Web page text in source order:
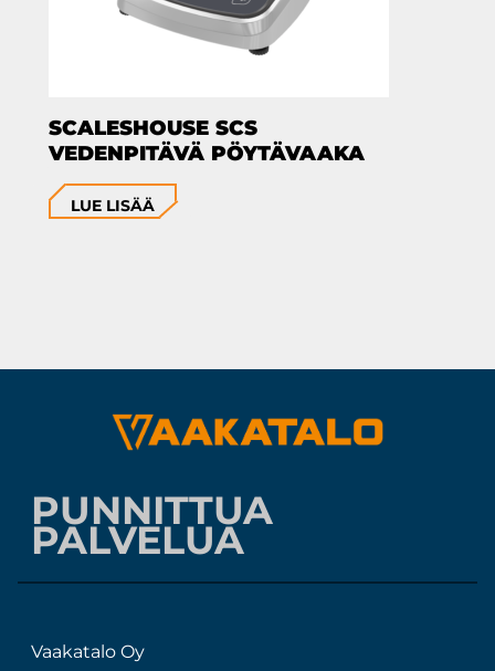
SCALESHOUSE SCS
VEDENPITÄVÄ PÖYTÄVAAKA
LUE LISÄÄ
PUNNITTUA
PALVELUA
Vaakatalo Oy